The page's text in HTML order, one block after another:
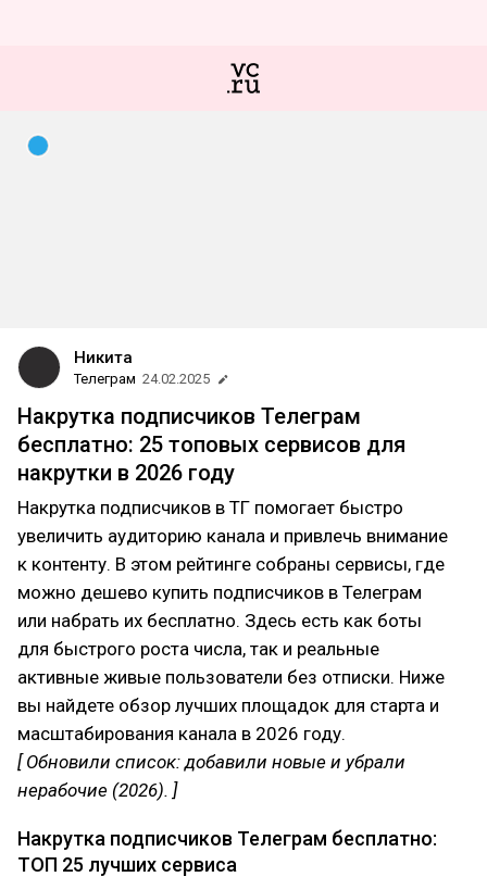
Никита
Телеграм 24.02.2025
Накрутка подписчиков Телеграм
бесплатно: 25 топовых сервисов для
накрутки в 2026 году
Накрутка подписчиков в ТГ помогает быстро
увеличить аудиторию канала и привлечь внимание
к контенту. В этом рейтинге собраны сервисы, где
можно дешево купить подписчиков в Телеграм
или набрать их бесплатно. Здесь есть как боты
для быстрого роста числа, так и реальные
активные живые пользователи без отписки. Ниже
вы найдете обзор лучших площадок для старта и
масштабирования канала в 2026 году.
[ Обновили список: добавили новые и убрали
нерабочие (2026). ]
Накрутка подписчиков Телеграм бесплатно:
ТОП 25 лучших сервиса